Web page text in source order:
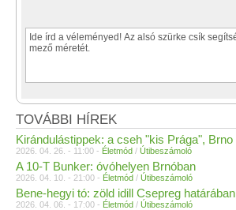
TOVÁBBI HÍREK
Kirándulástippek: a cseh "kis Prága", Brno
2026. 04. 26. - 11:00 - Életmód / Útibeszámoló
A 10-T Bunker: óvóhelyen Brnóban
2026. 04. 10. - 21:00 - Életmód / Útibeszámoló
Bene-hegyi tó: zöld idill Csepreg határában
2026. 04. 06. - 17:00 - Életmód / Útibeszámoló